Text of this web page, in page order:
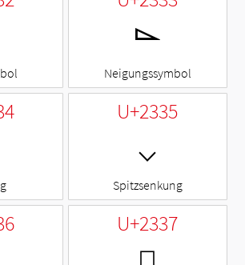
⌳
Neigungssymbol
U+2335
⌵
Spitzsenkung
U+2337